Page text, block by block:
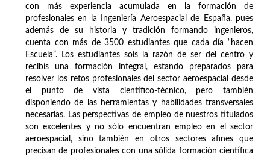
con más experiencia acumulada en la formación de
profesionales en la Ingeniería Aeroespacial de España. pues
además de su historia y tradición formando ingenieros,
cuenta con más de 3500 estudiantes que cada día “hacen
Escuela”. Los estudiantes sois la razón de ser del centro y
recibís una formación integral, estando preparados para
resolver los retos profesionales del sector aeroespacial desde
el punto de vista científico-técnico, pero también
disponiendo de las herramientas y habilidades transversales
necesarias. Las perspectivas de empleo de nuestros titulados
son excelentes y no sólo encuentran empleo en el sector
aeroespacial, sino también en otros sectores afines que
precisan de profesionales con una sólida formación científica